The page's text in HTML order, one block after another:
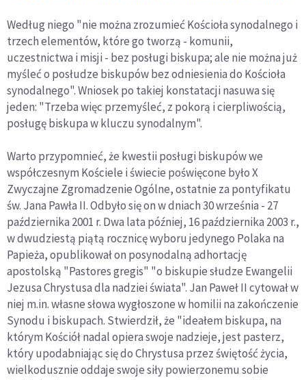
Według niego "nie można zrozumieć Kościoła synodalnego i
trzech elementów, które go tworzą - komunii,
uczestnictwa i misji - bez posługi biskupa; ale nie można już
myśleć o posłudze biskupów bez odniesienia do Kościoła
synodalnego". Wniosek po takiej konstatacji nasuwa się
jeden: "Trzeba więc przemyśleć, z pokorą i cierpliwością,
posługę biskupa w kluczu synodalnym".
Warto przypomnieć, że kwestii posługi biskupów we
współczesnym Kościele i świecie poświęcone było X
Zwyczajne Zgromadzenie Ogólne, ostatnie za pontyfikatu
św. Jana Pawła II. Odbyło się on w dniach 30 września - 27
października 2001 r. Dwa lata później, 16 października 2003 r.,
w dwudziestą piątą rocznicę wyboru jedynego Polaka na
Papieża, opublikował on posynodalną adhortację
apostolską "Pastores gregis" "o biskupie słudze Ewangelii
Jezusa Chrystusa dla nadziei świata". Jan Paweł II cytował w
niej m.in. własne słowa wygłoszone w homilii na zakończenie
Synodu i biskupach. Stwierdził, że "ideałem biskupa, na
którym Kościół nadal opiera swoje nadzieje, jest pasterz,
który upodabniając się do Chrystusa przez świętość życia,
wielkodusznie oddaje swoje siły powierzonemu sobie